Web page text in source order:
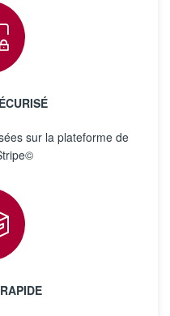
sur la plateforme de